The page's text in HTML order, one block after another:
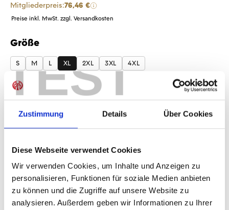
TEST
Zustimmung Details Über Cookies
Diese Webseite verwendet Cookies
Wir verwenden Cookies, um Inhalte und Anzeigen zu
personalisieren, Funktionen für soziale Medien anbieten
zu können und die Zugriffe auf unsere Website zu
analysieren. Außerdem geben wir Informationen zu Ihrer
Mitgliederpreis:76,46 €
Preise inkl. MwSt. zzgl. Versandkosten
Größe
auswählen
S M L XL 2XL 3XL 4XL
Produkt Anzahl: Gib den gewünschten
Anzahl
Sofort verfügbar, Lieferzeit: 1-3 Tage
IN DEN WARENKORB